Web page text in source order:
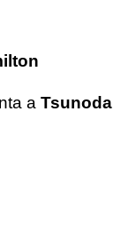
a Tsunoda